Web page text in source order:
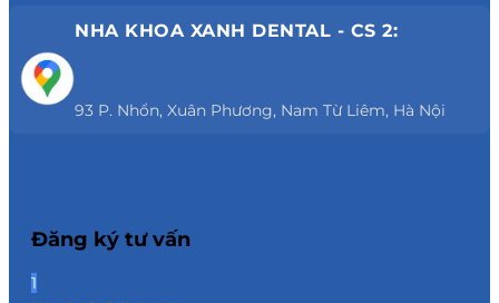
NHA KHOA XANH DENTAL - CS 2:
93 P. Nhổn, Xuân Phương, Nam Từ Liêm, Hà Nội
Đăng ký tư vấn
1